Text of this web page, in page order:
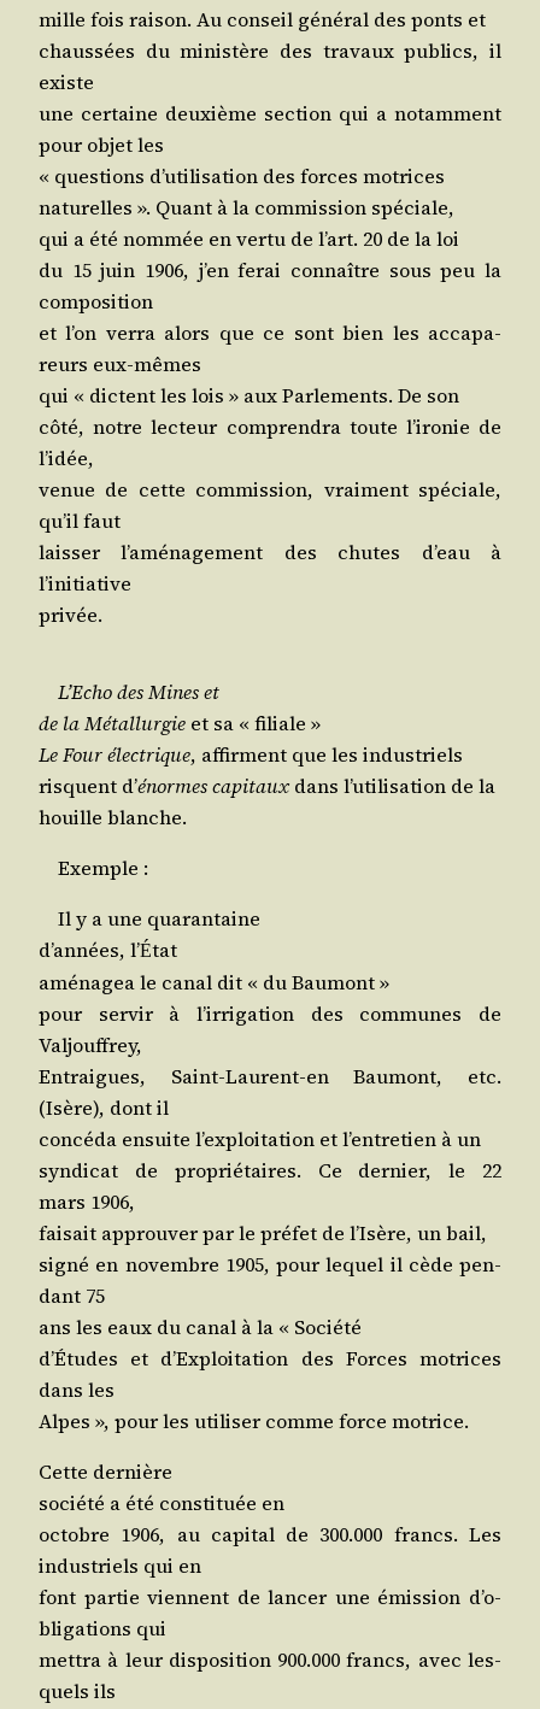
mille fois rai­son. Au conseil géné­ral des ponts et
chaus­sées du minis­tère des tra­vaux publics, il
existe
une cer­taine deuxième sec­tion qui a notam­ment
pour objet les
« ques­tions d’u­ti­li­sa­tion des forces motrices
natu­relles ». Quant à la com­mis­sion spéciale,
qui a été nom­mée en ver­tu de l’art. 20 de la loi
du 15 juin 1906, j’en ferai connaître sous peu la
composition
et l’on ver­ra alors que ce sont bien les acca­pa­
reurs eux-mêmes
qui « dictent les lois » aux Par­le­ments. De son
côté, notre lec­teur com­pren­dra toute l’i­ro­nie de
l’idée,
venue de cette com­mis­sion, vrai­ment spé­ciale,
qu’il faut
lais­ser l’a­mé­na­ge­ment des chutes d’eau à
l’initiative
privée.
L’E­cho des Mines et
de la Métal­lur­gie et sa « filiale »
Le Four élec­trique, affirment que les industriels
risquent d’énormes capi­taux dans l’u­ti­li­sa­tion de la
houille blanche.
Exemple :
Il y a une quarantaine
d’an­nées, l’État
amé­na­gea le canal dit « du Baumont »
pour ser­vir à l’ir­ri­ga­tion des com­munes de
Valjouffrey,
Entraigues, Saint-Laurent-en Bau­mont, etc.
(Isère), dont il
concé­da ensuite l’ex­ploi­ta­tion et l’en­tre­tien à un
syn­di­cat de pro­prié­taires. Ce der­nier, le 22
mars 1906,
fai­sait approu­ver par le pré­fet de l’I­sère, un bail,
signé en novembre 1905, pour lequel il cède pen­
dant 75
ans les eaux du canal à la « Société
d’É­tudes et d’Ex­ploi­ta­tion des Forces motrices
dans les
Alpes », pour les uti­li­ser comme force motrice.
Cette dernière
socié­té a été consti­tuée en
octobre 1906, au capi­tal de 300.000 francs. Les
indus­triels qui en
font par­tie viennent de lan­cer une émis­sion d’o­
bli­ga­tions qui
met­tra à leur dis­po­si­tion 900.000 francs, avec les­
quels ils